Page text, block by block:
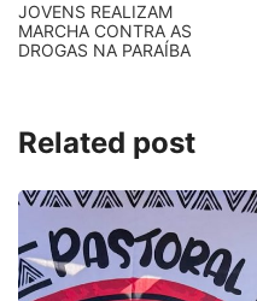
JOVENS REALIZAM
MARCHA CONTRA AS
DROGAS NA PARAÍBA
Related post